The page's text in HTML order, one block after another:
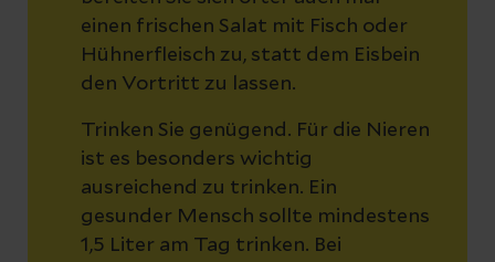
einen frischen Salat mit Fisch oder
Hühnerfleisch zu, statt dem Eisbein
den Vortritt zu lassen.
Trinken Sie genügend. Für die Nieren
ist es besonders wichtig
ausreichend zu trinken. Ein
gesunder Mensch sollte mindestens
1,5 Liter am Tag trinken. Bei